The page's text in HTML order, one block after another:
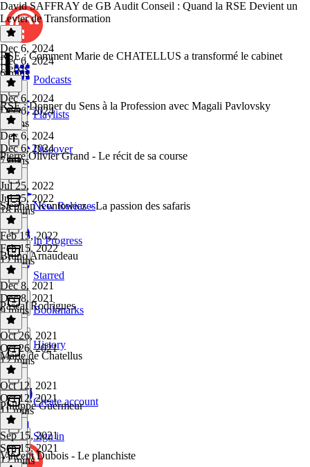
Podcasts
Playlists
Discover
New Releases
In Progress
Starred
Bookmarks
History
Create account
Sign in
David SAFFRAY de GB Audit Conseil : Quand la RSE Devient un
Levier de Transformation
Dec 6, 2024
Dec 6, 2024
6 mins
RSE : Comment Marie de CHATELLUS a transformé le cabinet
Deixis
Dec 6, 2024
Dec 6, 2024
7 mins
RSE : Donner du Sens à la Profession avec Magali Pavlovsky
Dec 6, 2024
Dec 6, 2024
7 mins
Pierre Olivier Grand - Le récit de sa course
Jul 25, 2022
Jul 25, 2022
18 mins
Stephan Kontowicz - La passion des safaris
Feb 15, 2022
Feb 15, 2022
12 mins
Bruno Arnaudeau
Dec 8, 2021
Dec 8, 2021
9 mins
Pascal Rodrigues
Oct 26, 2021
Oct 26, 2021
12 mins
Marie de Chatellus
Oct 12, 2021
Oct 12, 2021
11 mins
Philippe Guermeur
Sep 15, 2021
Sep 15, 2021
12 mins
Vincent Dubois - Le planchiste